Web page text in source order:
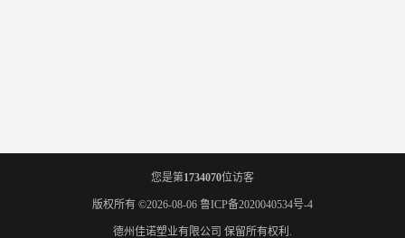
您是第1734070位访客
版权所有 ©2026-08-06 鲁ICP备2020040534号-4
德州佳诺塑业有限公司 保留所有权利.